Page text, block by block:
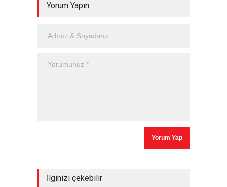
Yorum Yapın
İlginizi çekebilir